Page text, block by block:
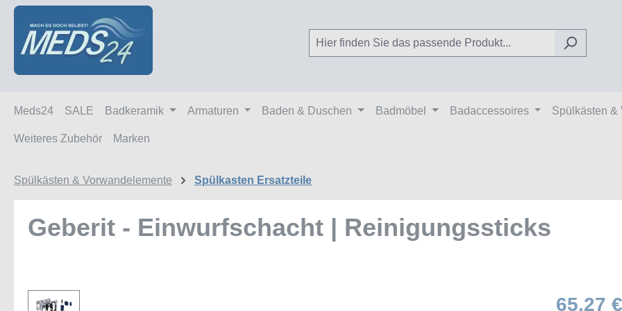
Hauptinhalt springen
Zur Suche springen
Zur Hauptnavigation springen
Meds24 SALE Badkeramik Armaturen Baden & Duschen Badmöbel Badaccessoires Spülkästen &
Weiteres Zubehör Marken
Spülkästen & Vorwandelemente Spülkasten Ersatzteile
Geberit - Einwurfschacht | Reinigungssticks
Bildergalerie überspringen 65,27 €